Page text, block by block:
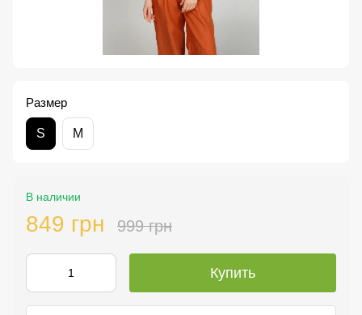
Размер
S M
В наличии
849 грн 999 грн
Купить